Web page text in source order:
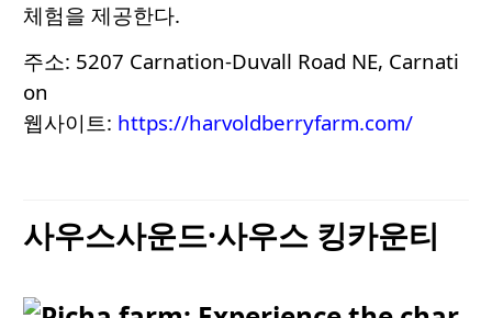
체험을 제공한다.
주소: 5207 Carnation-Duvall Road NE, Carnati
on
웹사이트: https://harvoldberryfarm.com/
사우스사운드·사우스 킹카운티